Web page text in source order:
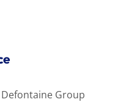
Group